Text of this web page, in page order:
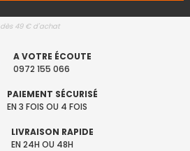
dès 49 € d'achat
A VOTRE ÉCOUTE
0972 155 066
PAIEMENT SÉCURISÉ
EN 3 FOIS OU 4 FOIS
LIVRAISON RAPIDE
EN 24H OU 48H